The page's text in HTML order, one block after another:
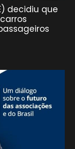
decidiu que